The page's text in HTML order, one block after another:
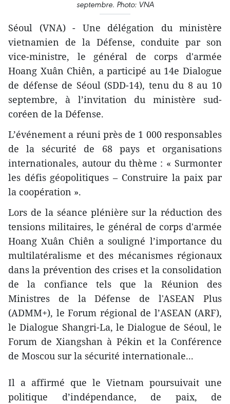
septembre. Photo: VNA
Séoul (VNA) - Une délégation du ministère
vietnamien de la Défense, conduite par son
vice-ministre, le général de corps d'armée
Hoang Xuân Chiên, a participé au 14e Dialogue
de défense de Séoul (SDD-14), tenu du 8 au 10
septembre, à l’invitation du ministère sud-
coréen de la Défense.
L’événement a réuni près de 1 000 responsables
de la sécurité de 68 pays et organisations
internationales, autour du thème : « Surmonter
les défis géopolitiques – Construire la paix par
la coopération ».
Lors de la séance plénière sur la réduction des
tensions militaires, le général de corps d'armée
Hoang Xuân Chiên a souligné l’importance du
multilatéralisme et des mécanismes régionaux
dans la prévention des crises et la consolidation
de la confiance tels que la Réunion des
Ministres de la Défense de l'ASEAN Plus
(ADMM+), le Forum régional de l’ASEAN (ARF),
le Dialogue Shangri-La, le Dialogue de Séoul, le
Forum de Xiangshan à Pékin et la Conférence
de Moscou sur la sécurité internationale...
Il a affirmé que le Vietnam poursuivait une
politique d’indépendance, de paix, de